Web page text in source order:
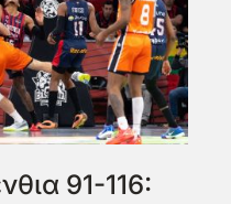
91-116: